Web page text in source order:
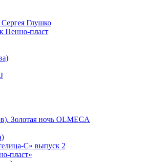
Глушко
Пенно-пласт
Золотая ночь OLMECA
С» выпуск 2
пласт»